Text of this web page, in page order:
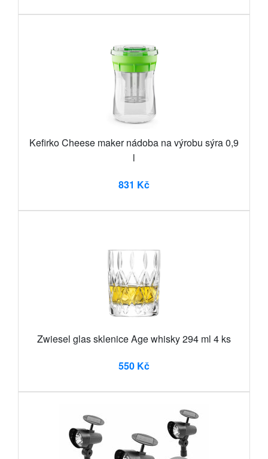
Kefirko Cheese maker nádoba na výrobu sýra 0,9
l
831 Kč
Zwiesel glas sklenice Age whisky 294 ml 4 ks
550 Kč